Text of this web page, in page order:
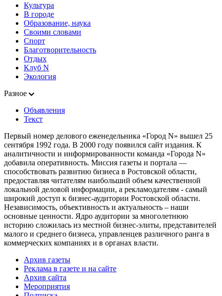
Культура
В городе
Образование, наука
Своими словами
Спорт
Благотворительность
Отдых
Клуб N
Экология
Разное
Объявления
Текст
Первый номер делового еженедельника «Город N» вышел 25
сентября 1992 года. В 2000 году появился сайт издания. К
аналитичности и информированности команда «Города N»
добавила оперативность. Миссия газеты и портала —
способствовать развитию бизнеса в Ростовской области,
предоставляя читателям наибольший объем качественной
локальной деловой информации, а рекламодателям - самый
широкий доступ к бизнес-аудитории Ростовской области.
Независимость, объективность и актуальность – наши
основные ценности. Ядро аудитории за многолетнюю
историю сложилась из местной бизнес-элиты, представителей
малого и среднего бизнеса, управленцев различного ранга в
коммерческих компаниях и в органах власти.
Архив газеты
Реклама в газете и на сайте
Архив сайта
Мероприятия